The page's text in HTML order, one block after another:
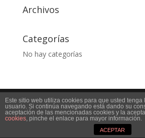
Archivos
Categorías
No hay categorías
Desarrollado por
Este sitio web utiliza cookies para que usted
usuario. Si continúa navegando está dando su
aceptación de las mencionadas cookies y la
cookies, pinche el enlace para mayor información.
ACEPTAR